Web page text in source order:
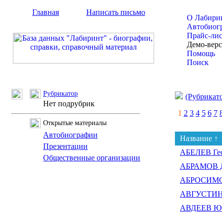
Главная Написать письмо
О
Прайс-
Демо-
Помощь
Поиск
Рубрикатор
Нет подрубрик
Открытые материалы
Автобиографии
Презентации
Общественные организации
1 2 3 4 5 6 7
Название ↑
АБЕЛЕВ
АБРАМОВ
АВГУСТИН
АВДЕЕВ